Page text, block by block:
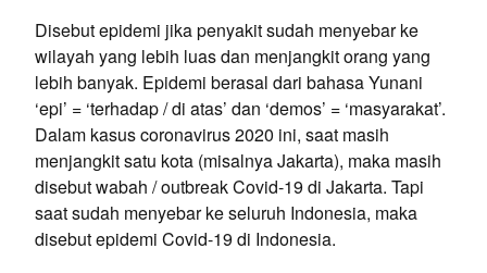
Disebut epidemi jika penyakit sudah menyebar ke
wilayah yang lebih luas dan menjangkit orang yang
lebih banyak. Epidemi berasal dari bahasa Yunani
‘epi’ = ‘terhadap / di atas’ dan ‘demos’ = ‘masyarakat’.
Dalam kasus coronavirus 2020 ini, saat masih
menjangkit satu kota (misalnya Jakarta), maka masih
disebut wabah / outbreak Covid-19 di Jakarta. Tapi
saat sudah menyebar ke seluruh Indonesia, maka
disebut epidemi Covid-19 di Indonesia.